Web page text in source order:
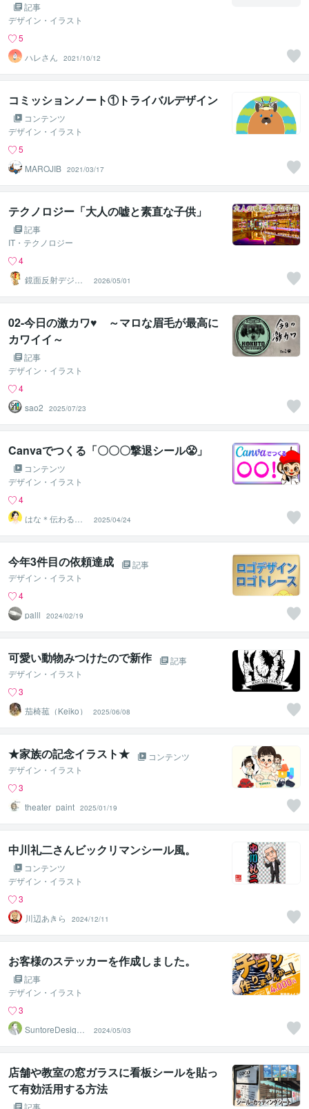
記事
デザイン・イラスト
5
ハレさん
2021/10/12
コミッションノート①トライバルデザイン
コンテンツ
デザイン・イラスト
5
MAROJIB 2021/03/17
テクノロジー「大人の嘘と素直な子供」
記事
IT・テクノロジー
4
鏡面反射デジタ
ルアート製作所
（鈴木穣）
2026/05/01
02-今日の激カワ♥ ～マロな眉毛が最高に
カワイイ～
記事
デザイン・イラスト
4
sao2
2025/07/23
Canvaでつくる「〇〇〇撃退シール😤」
コンテンツ
デザイン・イラスト
4
はな＊伝わる形
に整えるデザイ
ン秘書
2025/04/24
今年3件目の依頼達成
記事
デザイン・イラスト
4
palll
2024/02/19
可愛い動物みつけたので新作
記事
デザイン・イラスト
3
茄椅菰（Keiko）
2025/06/08
★家族の記念イラスト★
コンテンツ
デザイン・イラスト
3
theater_paint 2025/01/19
中川礼二さんビックリマンシール風。
コンテンツ
デザイン・イラスト
3
川辺あきら
2024/12/11
お客様のステッカーを作成しました。
記事
デザイン・イラスト
3
SuntoreDesignO
2024/05/03
店舗や教室の窓ガラスに看板シールを貼っ
て有効活用する方法
記事